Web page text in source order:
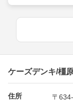
ケーズデンキ/橿
住所
〒